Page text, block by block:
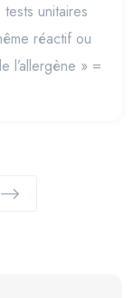
unitaires
réactif ou
l’allergène » =